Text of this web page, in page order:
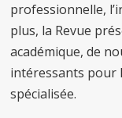
professionnelle,
plus, la Revue
académique, de
intéressants pour
spécialisée.